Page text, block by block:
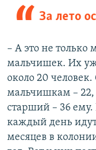
За лето
– А это не только
мальчишек. Их
около 20
мальчишкам – 22,
старший – 36
каждый день
месяцев в